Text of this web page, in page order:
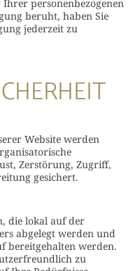
personenbezogenen
beruht, haben Sie
jederzeit zu
Website werden
Zerstörung, Zugriff,
gesichert.
die lokal auf der
abgelegt werden und
bereitgehalten werden.
zu